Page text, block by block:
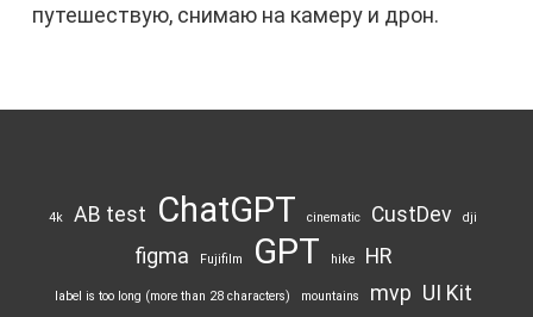
путешествую, снимаю на камеру и дрон.
4k AB test ChatGPT cinematic CustDev dji
figma Fujifilm GPT hike HR
label is too long (more than 28 characters) mountains mvp UI Kit